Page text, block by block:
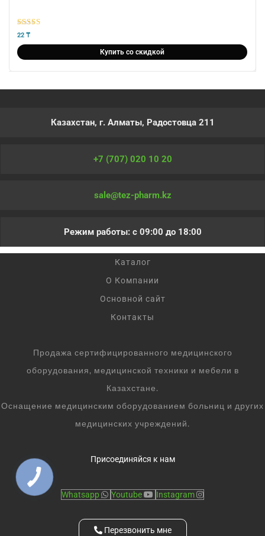
5из 5
22 ₸
Купить со скидкой
Казахстан, г. Алматы, Радостовца 211
+7 (707) 020 10 20
sale@tez-pharm.kz
Режим работы: с 09:00 до 18:00
Каталог
О Компании
Основной сайт
Контакты
Продажа сертифицированного медицинского
оборудования, медицинской техники и мебели в
Казахстане.
Оснащение медицинским оборудованием больниц и других
медицинских учреждений.
Присоединяйся к нам
Whatsapp Youtube Instagram
Перезвонить мне